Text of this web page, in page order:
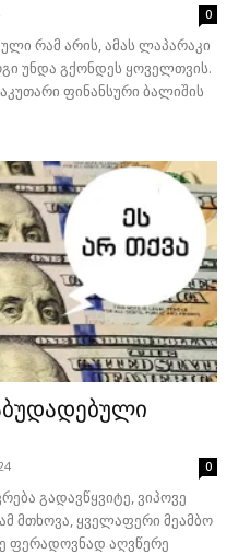
0
რამ არის, ამას ლაპარაკი
უნდა გქონდეს ყოველთვის.
ფინანსური ბალიშის
0
გადავწყვიტე, ვიპოვე
მთხოვა, ყველაფერი მეამბო
ფერადოვნად აღვწერე